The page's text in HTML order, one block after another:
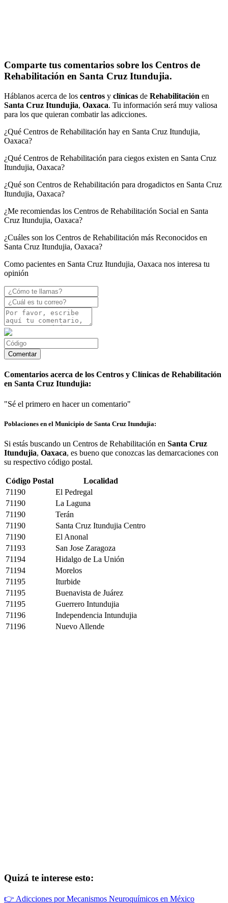
Comparte tus comentarios sobre los Centros de
Rehabilitación en Santa Cruz Itundujia.
Háblanos acerca de los centros y clínicas de Rehabilitación en
Santa Cruz Itundujia, Oaxaca. Tu información será muy valiosa
para los que quieran combatir las adicciones.
¿Qué Centros de Rehabilitación hay en Santa Cruz Itundujia,
Oaxaca?
¿Qué Centros de Rehabilitación para ciegos existen en Santa Cruz
Itundujia, Oaxaca?
¿Qué son Centros de Rehabilitación para drogadictos en Santa Cruz
Itundujia, Oaxaca?
¿Me recomiendas los Centros de Rehabilitación Social en Santa
Cruz Itundujia, Oaxaca?
¿Cuáles son los Centros de Rehabilitación más Reconocidos en
Santa Cruz Itundujia, Oaxaca?
Como pacientes en Santa Cruz Itundujia, Oaxaca nos interesa tu
opinión
Comentarios acerca de los Centros y Clínicas de Rehabilitación
en Santa Cruz Itundujia:
"Sé el primero en hacer un comentario"
Poblaciones en el Municipio de Santa Cruz Itundujia:
Si estás buscando un Centros de Rehabilitación en Santa Cruz
Itundujia, Oaxaca, es bueno que conozcas las demarcaciones con
su respectivo código postal.
Código Postal
Localidad
71190
El Pedregal
71190
La Laguna
71190
Terán
71190
Santa Cruz Itundujia Centro
71190
El Anonal
71193
San Jose Zaragoza
71194
Hidalgo de La Unión
71194
Morelos
71195
Iturbide
71195
Buenavista de Juárez
71195
Guerrero Intundujia
71196
Independencia Intundujia
71196
Nuevo Allende
Quizá te interese esto:
👉 Adicciones por Mecanismos Neuroquímicos en México